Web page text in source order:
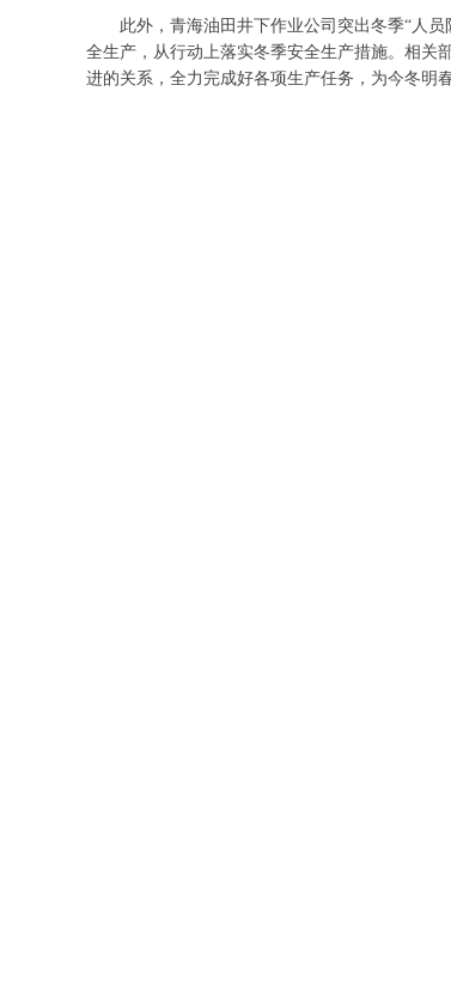
此外，青海油田井下作业公司突出冬季“人员
全生产，从行动上落实冬季安全生产措施。相关
进的关系，全力完成好各项生产任务，为今冬明